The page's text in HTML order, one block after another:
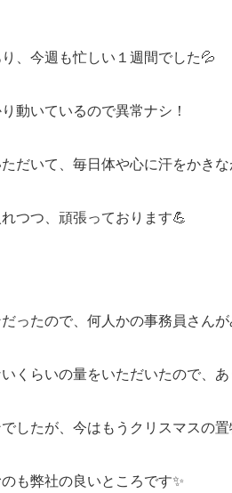
、今週も忙しい１週間でした💦
動いているので異常ナシ！
だいて、毎日体や心に汗をかき
つつ、頑張っております💪
ったので、何人かの事務員さん
くらいの量をいただいたので、
したが、今はもうクリスマスの置
も弊社の良いところです✨